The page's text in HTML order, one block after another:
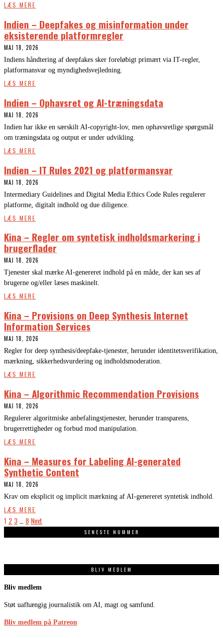
LÆS MERE
Indien – Deepfakes og misinformation under
eksisterende platformregler
MAJ 18, 2026
Indiens håndtering af deepfakes sker foreløbigt primært via IT-regler,
platformansvar og myndighedsvejledning.
LÆS MERE
Indien – Ophavsret og AI-træningsdata
MAJ 18, 2026
Indien har ikke en særskilt AI-copyright-lov, men ophavsretlige spørgsmål
om træningsdata og output er under udvikling.
LÆS MERE
Indien – IT Rules 2021 og platformansvar
MAJ 18, 2026
Intermediary Guidelines and Digital Media Ethics Code Rules regulerer
platforme, digitalt indhold og due diligence.
LÆS MERE
Kina – Regler om syntetisk indholdsmarkering i
brugerflader
MAJ 18, 2026
Tjenester skal mærke AI-genereret indhold på en måde, der kan ses af
brugerne og/eller læses maskinelt.
LÆS MERE
Kina – Provisions on Deep Synthesis Internet
Information Services
MAJ 18, 2026
Regler for deep synthesis/deepfake-tjenester, herunder identitetsverifikation,
mærkning, sikkerhedsvurdering og indholdsmoderation.
LÆS MERE
Kina – Algorithmic Recommendation Provisions
MAJ 18, 2026
Regulerer algoritmiske anbefalingstjenester, herunder transparens,
brugerrettigheder og forbud mod manipulation.
LÆS MERE
Kina – Measures for Labeling AI-generated
Synthetic Content
MAJ 18, 2026
Krav om eksplicit og implicit mærkning af AI-genereret syntetisk indhold.
LÆS MERE
1 2 3 8 Next
SENESTE NUMMER
BLIV MEDLEM
Bliv medlem
Støt uafhængig journalistik om AI, magt og samfund.
Bliv medlem på Patreon